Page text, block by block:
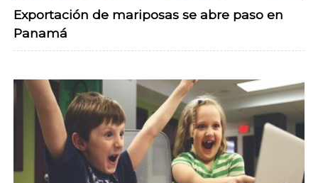
Exportación de mariposas se abre paso en
Panamá